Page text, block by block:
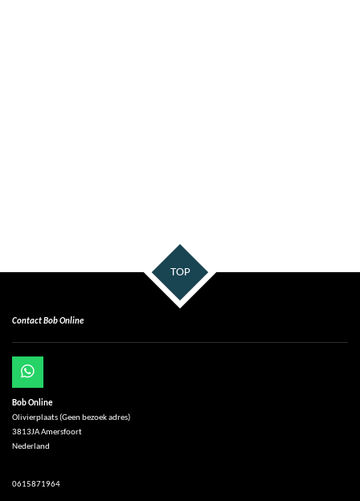
TOP
Contact Bob Online
W
h
a
t
s
A
p
Bob Online
Olivierplaats (Geen bezoek adres)
3813JA Amersfoort
Nederland
0615871964